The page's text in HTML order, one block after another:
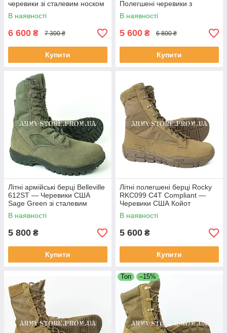
черевики зі сталевим носком
(Steel Toe)
В наявності
6 600 ₴ 7 300 ₴
Купити
Полегшені черевики з
блискавкою
В наявності
5 600 ₴ 6 800 ₴
Купити
Літні армійські берці Belleville
612ST — Черевики США
Sage Green зі сталевим
носком
В наявності
5 800 ₴
Купити
Літні полегшені берці Rocky
RKC099 C4T Compliant —
Черевики США Койот
оригінал
В наявності
5 600 ₴
Купити
Топ –15%